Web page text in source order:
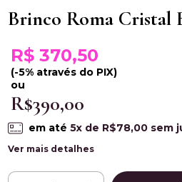
Brinco Roma Cristal
R$ 370,50
(-5% através do PIX)
ou
R$390,00
em até5x de R$78,00 sem
Ver mais detalhes